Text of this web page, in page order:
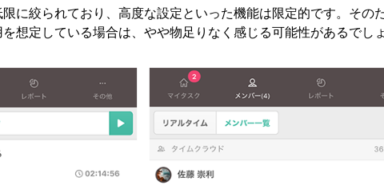
に絞られており、高度な設定といった機能は限定的です。そのた
想定している場合は、やや物足りなく感じる可能性があるでしょ